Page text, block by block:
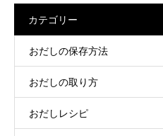
カテゴリー
おだしの保存方法
おだしの取り方
おだしレシピ